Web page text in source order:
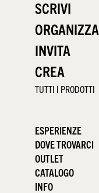
SCRIVI
ORGANIZZA
INVITA
CREA
TUTTI I PRODOTTI
ESPERIENZE
DOVE TROVARCI
OUTLET
CATALOGO
INFO